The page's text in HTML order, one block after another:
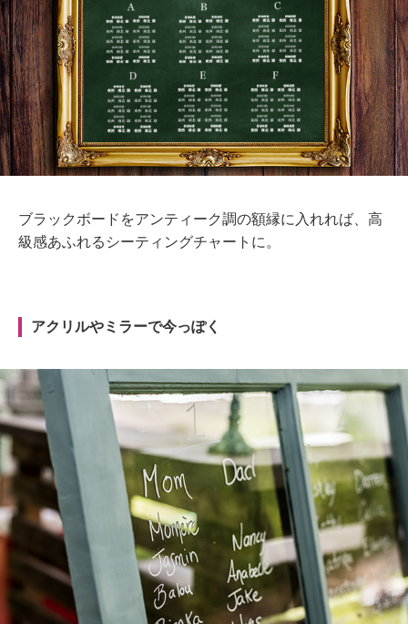
ブラックボードをアンティーク調の額縁に入れれば、高
級感あふれるシーティングチャートに。
アクリルやミラーで今っぽく